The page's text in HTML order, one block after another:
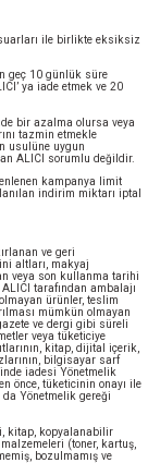
ile birlikte eksiksiz
geç 10 günlük süre
ya iade etmek ve 20
bir azalma olursa veya
tazmin etmekle
usulüne uygun
ALICI sorumlu değildir.
kampanya limit
indirim miktarı iptal
ve geri
altları, makyaj
veya son kullanma tarihi
tarafından ambalajı
ürünler, teslim
mümkün olmayan
ve dergi gibi süreli
veya tüketiciye
kitap, dijital içerik,
bilgisayar sarf
iadesi Yönetmelik
önce, tüketicinin onayı ile
Yönetmelik gereği
kitap, kopyalanabilir
(toner, kartuş,
bozulmamış ve